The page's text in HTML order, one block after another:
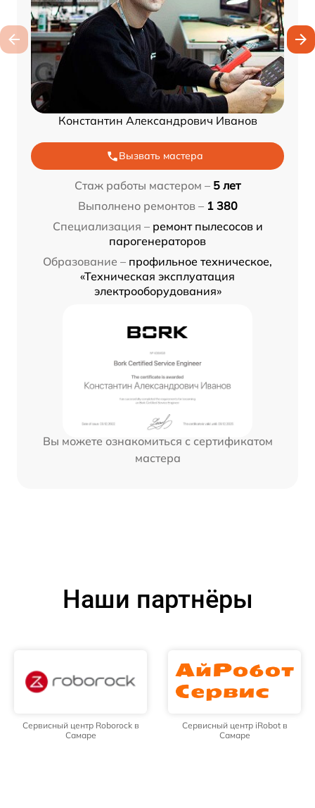
Константин Александрович Иванов
Вызвать мастера
Стаж работы мастером – 5 лет
Выполнено ремонтов – 1 380
Специализация – ремонт пылесосов и
парогенераторов
Образование – профильное техническое,
«Техническая эксплуатация
электрооборудования»
Вы можете ознакомиться с сертификатом
мастера
Наши партнёры
Сервисный центр Roborock в
Самаре
Сервисный центр iRobot в
Самаре